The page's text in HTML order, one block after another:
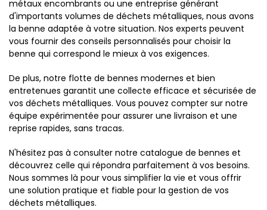
métaux encombrants ou une entreprise générant
d'importants volumes de déchets métalliques, nous avons
la benne adaptée à votre situation. Nos experts peuvent
vous fournir des conseils personnalisés pour choisir la
benne qui correspond le mieux à vos exigences.
De plus, notre flotte de bennes modernes et bien
entretenues garantit une collecte efficace et sécurisée de
vos déchets métalliques. Vous pouvez compter sur notre
équipe expérimentée pour assurer une livraison et une
reprise rapides, sans tracas.
N'hésitez pas à consulter notre catalogue de bennes et
découvrez celle qui répondra parfaitement à vos besoins.
Nous sommes là pour vous simplifier la vie et vous offrir
une solution pratique et fiable pour la gestion de vos
déchets métalliques.